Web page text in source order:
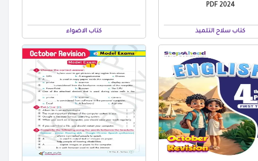
2024 PDF
كتاب سلاح التلميذ كتاب الاضواء